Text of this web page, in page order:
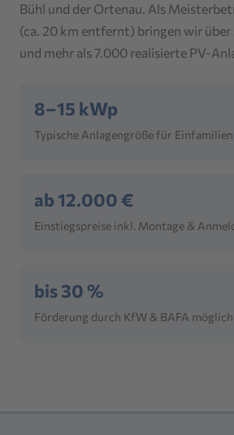
Bühl und der Ortenau. Als
(ca. 20 km entfernt) bringen wir über
und mehr als 7.000 realisierte PV-
8–15 kWp
Typische Anlagengröße für
ab 12.000 €
Einstiegspreise inkl. Montage &
bis 30 %
Förderung durch KfW & BAFA möglich